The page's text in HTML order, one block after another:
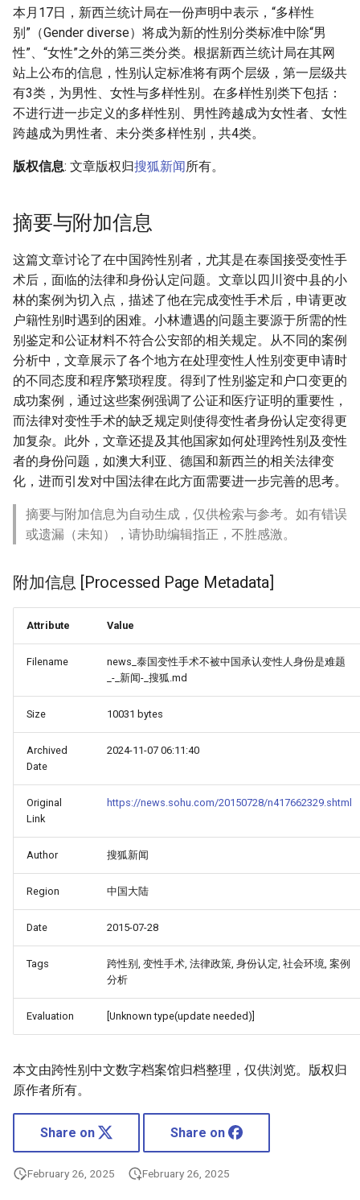
本月17日，新西兰统计局在一份声明中表示，“多样性
别”（Gender diverse）将成为新的性别分类标准中除“男
性”、“女性”之外的第三类分类。根据新西兰统计局在其网
站上公布的信息，性别认定标准将有两个层级，第一层级共
有3类，为男性、女性与多样性别。在多样性别类下包括：
不进行进一步定义的多样性别、男性跨越成为女性者、女性
跨越成为男性者、未分类多样性别，共4类。
版权信息: 文章版权归搜狐新闻所有。
摘要与附加信息
这篇文章讨论了在中国跨性别者，尤其是在泰国接受变性手
术后，面临的法律和身份认定问题。文章以四川资中县的小
林的案例为切入点，描述了他在完成变性手术后，申请更改
户籍性别时遇到的困难。小林遭遇的问题主要源于所需的性
别鉴定和公证材料不符合公安部的相关规定。从不同的案例
分析中，文章展示了各个地方在处理变性人性别变更申请时
的不同态度和程序繁琐程度。得到了性别鉴定和户口变更的
成功案例，通过这些案例强调了公证和医疗证明的重要性，
而法律对变性手术的缺乏规定则使得变性者身份认定变得更
加复杂。此外，文章还提及其他国家如何处理跨性别及变性
者的身份问题，如澳大利亚、德国和新西兰的相关法律变
化，进而引发对中国法律在此方面需要进一步完善的思考。
摘要与附加信息为自动生成，仅供检索与参考。如有错误
或遗漏（未知），请协助编辑指正，不胜感激。
附加信息 [Processed Page Metadata]
Attribute Value
Filename
news_泰国变性手术不被中国承认变性人身份是难题
_-_新闻-_搜狐.md
Size 10031 bytes
Archived
Date
2024-11-07 06:11:40
Original
Link
https://news.sohu.com/20150728/n417662329.shtml
Author 搜狐新闻
Region 中国大陆
Date 2015-07-28
Tags
跨性别, 变性手术, 法律政策, 身份认定, 社会环境, 案例
分析
Evaluation [Unknown type(update needed)]
本文由跨性别中文数字档案馆归档整理，仅供浏览。版权归
原作者所有。
Share on Share on
February 26, 2025 February 26, 2025